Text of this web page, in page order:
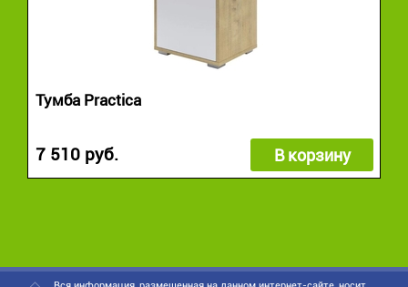
Тумба Practica
7 510 руб. В корзину